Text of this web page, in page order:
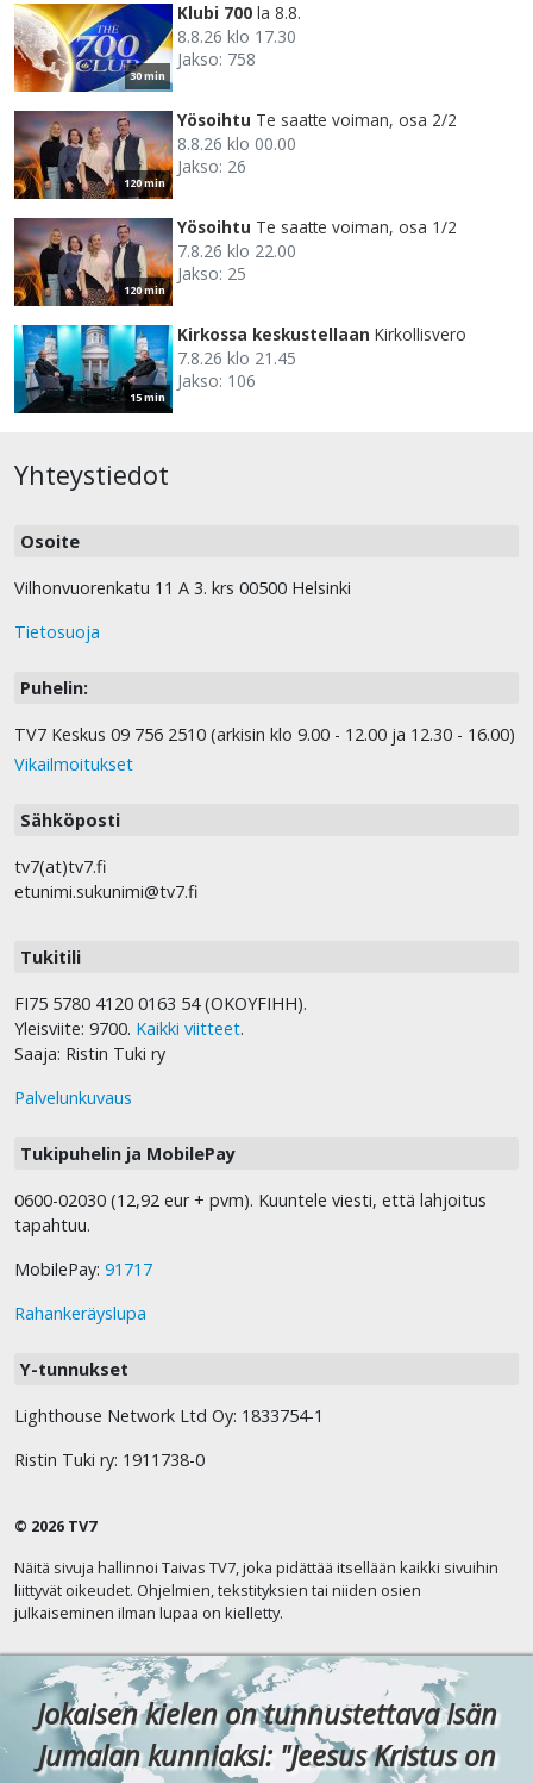
30 min
Klubi 700 la 8.8.
8.8.26 klo 17.30
Jakso: 758
120 min
Yösoihtu Te saatte voiman, osa 2/2
8.8.26 klo 00.00
Jakso: 26
120 min
Yösoihtu Te saatte voiman, osa 1/2
7.8.26 klo 22.00
Jakso: 25
15 min
Kirkossa keskustellaan Kirkollisvero
7.8.26 klo 21.45
Jakso: 106
Yhteystiedot
Osoite
Vilhonvuorenkatu 11 A 3. krs 00500 Helsinki
Tietosuoja
Puhelin:
TV7 Keskus 09 756 2510 (arkisin klo 9.00 - 12.00 ja 12.30 - 16.00)
Vikailmoitukset
Sähköposti
tv7(at)tv7.fi
etunimi.sukunimi@tv7.fi
Tukitili
FI75 5780 4120 0163 54 (OKOYFIHH).
Yleisviite: 9700. Kaikki viitteet.
Saaja: Ristin Tuki ry
Palvelunkuvaus
Tukipuhelin ja MobilePay
0600-02030 (12,92 eur + pvm). Kuuntele viesti, että lahjoitus
tapahtuu.
MobilePay: 91717
Rahankeräyslupa
Y-tunnukset
Lighthouse Network Ltd Oy: 1833754-1
Ristin Tuki ry: 1911738-0
© 2026 TV7
Näitä sivuja hallinnoi Taivas TV7, joka pidättää itsellään kaikki sivuihin
liittyvät oikeudet. Ohjelmien, tekstityksien tai niiden osien
julkaiseminen ilman lupaa on kielletty.
Jokaisen kielen on tunnustettava Isän
Jumalan kunniaksi: "Jeesus Kristus on